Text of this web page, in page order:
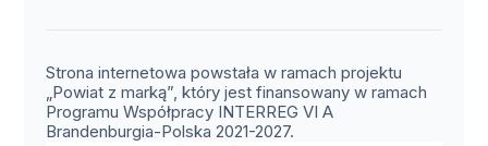
Strona internetowa powstała w ramach projektu
„Powiat z marką”, który jest finansowany w ramach
Programu Współpracy INTERREG VI A
Brandenburgia-Polska 2021-2027.